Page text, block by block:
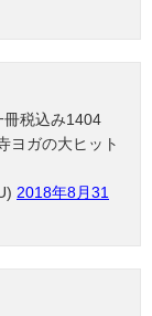
冊税込み1404
ヨガの大ヒット
2018年8月31